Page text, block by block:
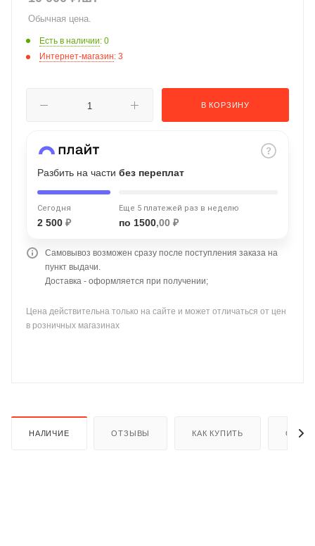
Обычная цена.
Есть в наличии: 0
Интернет-магазин: 3
В КОРЗИНУ
Разбить на части без переплат
Сегодня
2 500 ₽
Еще 5 платежей раз в неделю
по 1500,00 ₽
Самовывоз возможен сразу после поступления заказа на
пункт выдачи.
Доставка - оформляется при получении;
Цена действительна только на сайте и может отличаться от цен
в розничных магазинах
НАЛИЧИЕ ОТЗЫВЫ КАК КУПИТЬ
Подробнее
об оплате Плайтом
недели
раз в 2 недели
Остались вопросы?
8 800 302-02-51